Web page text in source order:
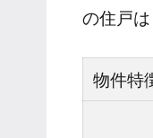
の住戸
物件特